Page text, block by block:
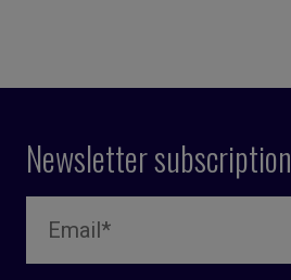
Newsletter subscription